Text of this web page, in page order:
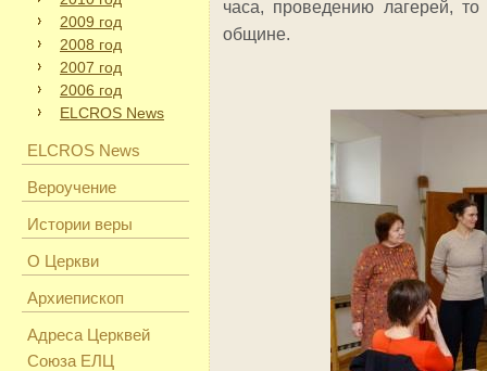
2009 год
2008 год
2007 год
2006 год
ELCROS News
ELCROS News
Вероучение
Истории веры
О Церкви
Архиепископ
Адреса Церквей
Союза ЕЛЦ
часа, проведению лагерей,
общине.